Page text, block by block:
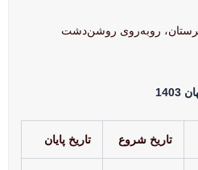
روبه‌روی روشن‌دشت
تاریخ شروع تاریخ پایان